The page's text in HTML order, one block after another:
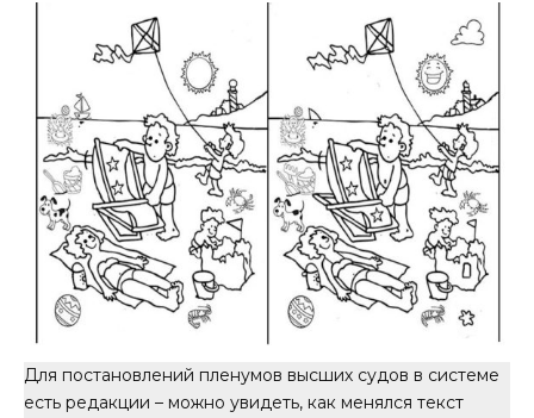
Для постановлений пленумов высших судов в системе
есть редакции – можно увидеть, как менялся текст